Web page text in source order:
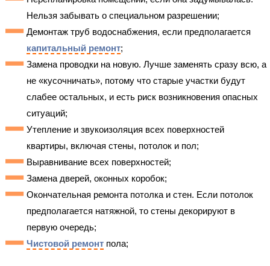
Нельзя забывать о специальном разрешении;
Демонтаж труб водоснабжения, если предполагается
капитальный ремонт;
Замена проводки на новую. Лучше заменять сразу всю, а
не «кусочничать», потому что старые участки будут
слабее остальных, и есть риск возникновения опасных
ситуаций;
Утепление и звукоизоляция всех поверхностей
квартиры, включая стены, потолок и пол;
Выравнивание всех поверхностей;
Замена дверей, оконных коробок;
Окончательная ремонта потолка и стен. Если потолок
предполагается натяжной, то стены декорируют в
первую очередь;
Чистовой ремонт пола;